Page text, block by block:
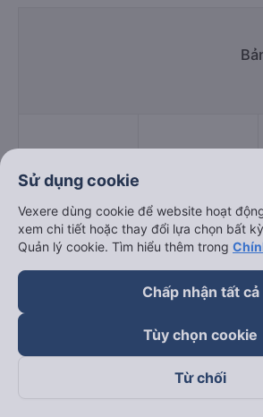
chạy
08:15 - 20:45
07:00 - 23:59
06:00 - 23:59
Sử dụng cookie
Vexere dùng cookie để website hoạt
xem chi tiết hoặc thay đổi lựa chọn bất
Quản lý cookie. Tìm hiểu thêm trong
Chấp nhận tất cả
Tùy chọn cookie
Từ chối